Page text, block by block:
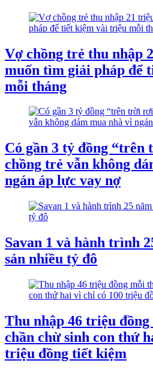
Vợ chồng trẻ thu nhập
muốn tìm giải pháp để
mỗi tháng
Có gần 3 tỷ đồng
chồng trẻ vẫn không
ngán áp lực vay nợ
Savan 1 và hành trình
sản nhiều tỷ đô
Thu nhập 46 triệu
chần chừ sinh con thứ
triệu đồng tiết kiệm